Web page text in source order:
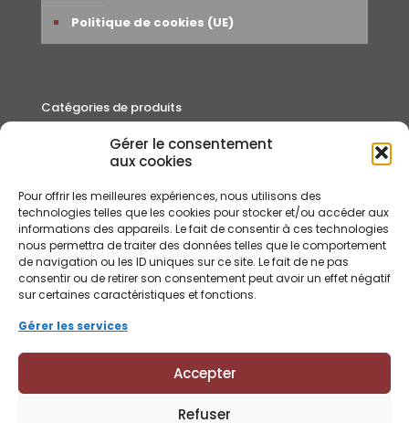
Gérer le consentement
aux cookies
Pour offrir les meilleures expériences, nous utilisons des
technologies telles que les cookies pour stocker et/ou accéder aux
informations des appareils. Le fait de consentir à ces technologies
nous permettra de traiter des données telles que le comportement
de navigation ou les ID uniques sur ce site. Le fait de ne pas
consentir ou de retirer son consentement peut avoir un effet négatif
sur certaines caractéristiques et fonctions.
Gérer les services
Accepter
Refuser
Politique de cookies (UE)
Catégories de produits
Autour du thé
Rooibos et Infusions
Thés